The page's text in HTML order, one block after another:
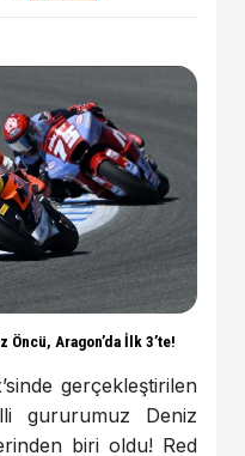
Öncü, Aragon’da İlk 3’te!
gerçekleştirilen
gururumuz Deniz
biri oldu! Red